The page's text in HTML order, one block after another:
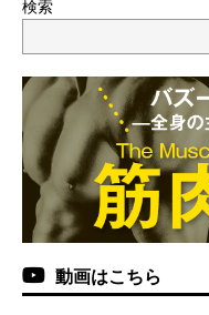
検索
動画はこちら